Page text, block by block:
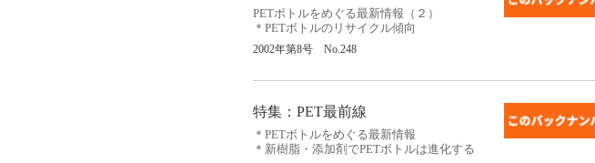
PETボトルをめぐる最新情報（２）
＊ PETボトルのリサイクル傾向
2002年第8号 No.248
特集： PET最前線
＊ PETボトルをめぐる最新情報
＊新樹脂・添加剤でPETボトルは進化する